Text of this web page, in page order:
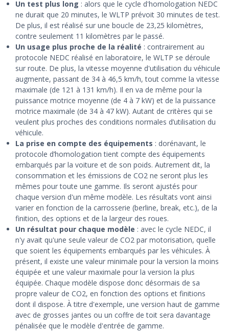
Un test plus long : alors que le cycle d'homologation NEDC
ne durait que 20 minutes, le WLTP prévoit 30 minutes de test.
De plus, il est réalisé sur une boucle de 23,25 kilomètres,
contre seulement 11 kilomètres par le passé.
Un usage plus proche de la réalité : contrairement au
protocole NEDC réalisé en laboratoire, le WLTP se déroule
sur route. De plus, la vitesse moyenne d'utilisation du véhicule
augmente, passant de 34 à 46,5 km/h, tout comme la vitesse
maximale (de 121 à 131 km/h). Il en va de même pour la
puissance motrice moyenne (de 4 à 7 kW) et de la puissance
motrice maximale (de 34 à 47 kW). Autant de critères qui se
veulent plus proches des conditions normales d’utilisation du
véhicule.
La prise en compte des équipements : dorénavant, le
protocole d’homologation tient compte des équipements
embarqués par la voiture et de son poids. Autrement dit, la
consommation et les émissions de CO2 ne seront plus les
mêmes pour toute une gamme. Ils seront ajustés pour
chaque version d'un même modèle. Les résultats vont ainsi
varier en fonction de la carrosserie (berline, break, etc.), de la
finition, des options et de la largeur des roues.
Un résultat pour chaque modèle : avec le cycle NEDC, il
n'y avait qu'une seule valeur de CO2 par motorisation, quelle
que soient les équipements embarqués par les véhicules. À
présent, il existe une valeur minimale pour la version la moins
équipée et une valeur maximale pour la version la plus
équipée. Chaque modèle dispose donc désormais de sa
propre valeur de CO2, en fonction des options et finitions
dont il dispose. À titre d'exemple, une version haut de gamme
avec de grosses jantes ou un coffre de toit sera davantage
pénalisée que le modèle d'entrée de gamme.